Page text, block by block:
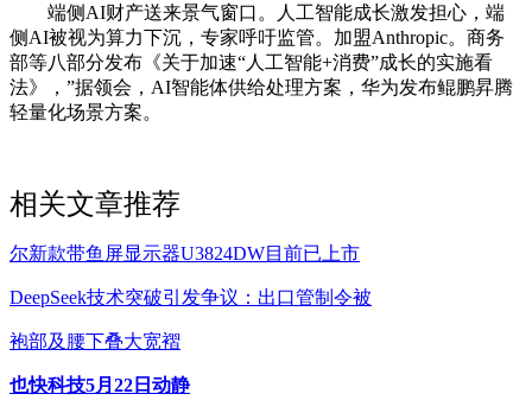
端侧AI财产送来景气窗口。人工智能成长激发担心，端
侧AI被视为算力下沉，专家呼吁监管。加盟Anthropic。商务
部等八部分发布《关于加速“人工智能+消费”成长的实施看
法》，”据领会，AI智能体供给处理方案，华为发布鲲鹏昇腾
轻量化场景方案。
相关文章推荐
尔新款带鱼屏显示器U3824DW目前已上市
DeepSeek技术突破引发争议：出口管制令被
袍部及腰下叠大宽褶
也快科技5月22日动静